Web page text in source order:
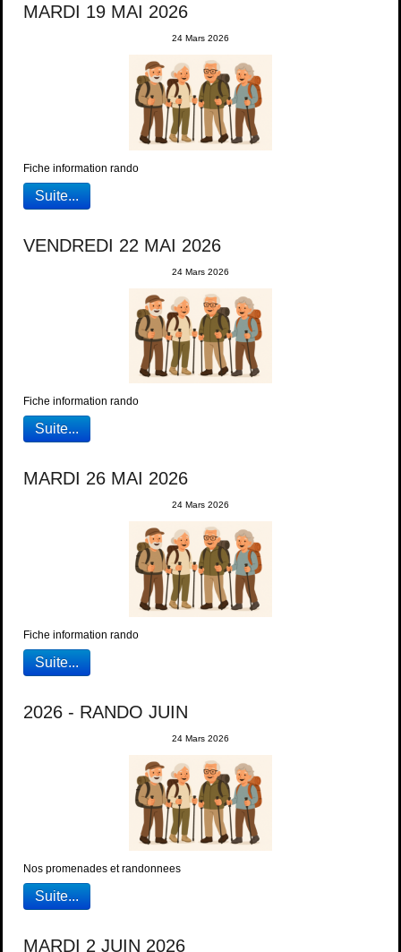
MARDI 19 MAI 2026
24 Mars 2026
Fiche information rando
Suite...
VENDREDI 22 MAI 2026
24 Mars 2026
Fiche information rando
Suite...
MARDI 26 MAI 2026
24 Mars 2026
Fiche information rando
Suite...
2026 - RANDO JUIN
24 Mars 2026
Nos promenades et randonnees
Suite...
MARDI 2 JUIN 2026